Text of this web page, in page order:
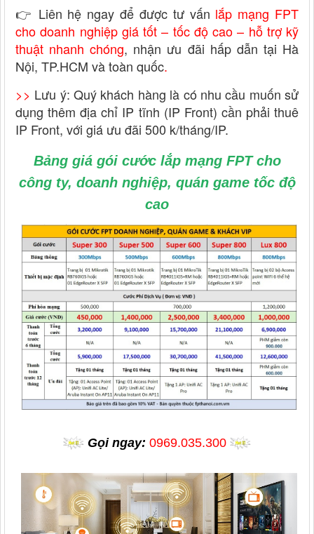
👉 Liên hệ ngay để được tư vấn lắp mạng FPT
cho doanh nghiệp giá tốt – tốc độ cao – hỗ trợ kỹ
thuật nhanh chóng, nhận ưu đãi hấp dẫn tại Hà
Nội, TP.HCM và toàn quốc.
>> Lưu ý: Quý khách hàng là có nhu cầu muốn sử
dụng thêm địa chỉ IP tĩnh (IP Front) cần phải thuê
IP Front, với giá ưu đãi 500 k/tháng/IP.
Bảng giá gói cước lắp mạng FPT cho
công ty, doanh nghiệp, quán game tốc độ
cao
Gọi ngay: 0969.035.300